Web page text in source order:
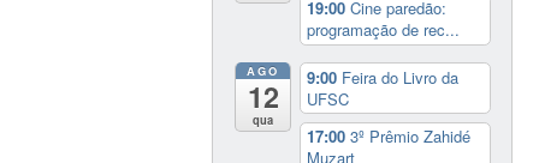
19:00Cine paredão:
programação de rec...
AGO
12
qua
9:00 Feira do Livro da
UFSC
17:003º Prêmio Zahidé
Muzart